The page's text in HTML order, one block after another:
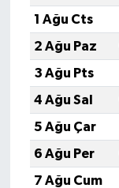
1 Ağu Cts
2 Ağu Paz
3 Ağu Pts
4 Ağu Sal
5 Ağu Çar
6 Ağu Per
7 Ağu Cum